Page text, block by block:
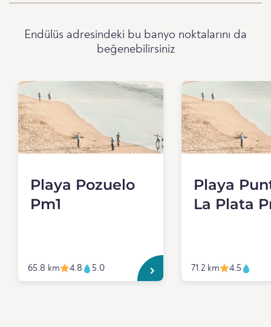
Endülüs adresindeki bu banyo noktalarını da
beğenebilirsiniz
Playa Pozuelo
Pm1
65.8 km 4.8 5.0
Playa
La Plata
71.2 km 4.5